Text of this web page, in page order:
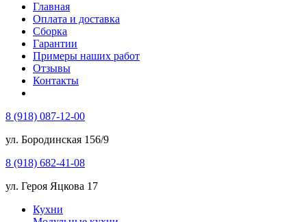
Главная
Оплата и доставка
Сборка
Гарантии
Примеры наших работ
Отзывы
Контакты
8 (918) 087-12-00
ул. Бородинская 156/9
8 (918) 682-41-08
ул. Героя Яцкова 17
Кухни